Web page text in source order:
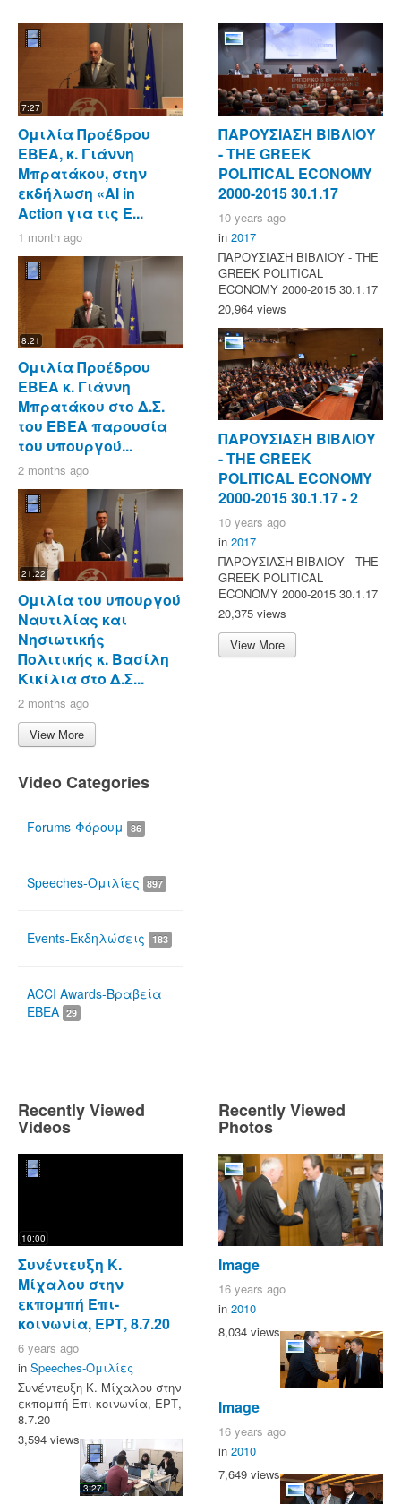
7:27
Ομιλία Προέδρου
ΕΒΕΑ, κ. Γιάννη
Μπρατάκου, στην
εκδήλωση «AI in
Action για τις Ε...
1 month ago
8:21
Ομιλία Προέδρου
ΕΒΕΑ κ. Γιάννη
Μπρατάκου στο Δ.Σ.
του ΕΒΕΑ παρουσία
του υπουργού...
2 months ago
21:22
Ομιλία του υπουργού
Ναυτιλίας και
Νησιωτικής
Πολιτικής κ. Βασίλη
Κικίλια στο Δ.Σ...
2 months ago
View More
Video Categories
Forums-Φόρουμ 86
Speeches-Ομιλίες 897
Events-Εκδηλώσεις 183
ACCI Awards-Βραβεία
ΕΒΕΑ 29
ΠΑΡΟΥΣΙΑΣΗ ΒΙΒΛΙΟΥ
- ΤΗΕ GREEK
POLITICAL ECONOMY
2000-2015 30.1.17
10 years ago
in 2017
ΠΑΡΟΥΣΙΑΣΗ ΒΙΒΛΙΟΥ - ΤΗΕ
GREEK POLITICAL
ECONOMY 2000-2015 30.1.17
20,964 views
ΠΑΡΟΥΣΙΑΣΗ ΒΙΒΛΙΟΥ
- ΤΗΕ GREEK
POLITICAL ECONOMY
2000-2015 30.1.17 - 2
10 years ago
in 2017
ΠΑΡΟΥΣΙΑΣΗ ΒΙΒΛΙΟΥ - ΤΗΕ
GREEK POLITICAL
ECONOMY 2000-2015 30.1.17
20,375 views
View More
Recently Viewed
Videos
10:00
Συνέντευξη Κ.
Μίχαλου στην
εκπομπή Επι-
κοινωνία, ΕΡΤ, 8.7.20
6 years ago
in Speeches-Ομιλίες
Συνέντευξη Κ. Μίχαλου στην
εκπομπή Επι-κοινωνία, ΕΡΤ,
8.7.20
3,594 views
3:27
Recently Viewed
Photos
Image
16 years ago
in 2010
8,034 views
Image
16 years ago
in 2010
7,649 views